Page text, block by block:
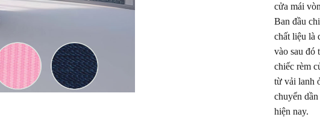
cửa mái
Ban đầu
chất liệu là
vào sau đó
chiếc rèm
từ vải lanh
chuyển
hiện nay.